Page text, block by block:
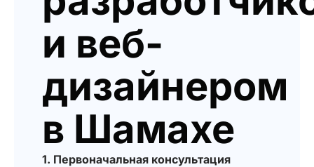
и веб-
дизайнером
в Шамахе
1. Первоначальная консультация